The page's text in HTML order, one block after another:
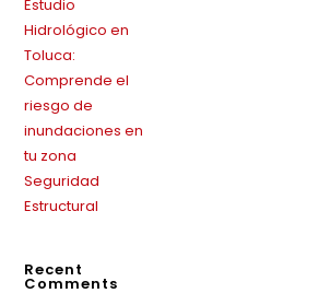
Estudio
Hidrológico en
Toluca:
Comprende el
riesgo de
inundaciones en
tu zona
Seguridad
Estructural
Recent
Comments